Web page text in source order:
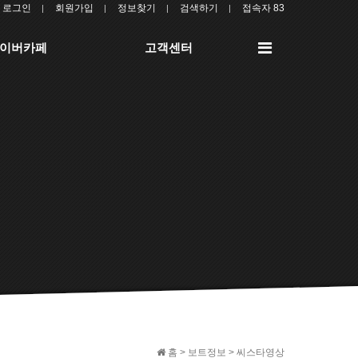
로그인 회원가입 정보찾기 검색하기 접속자 83
버카페 고객센터
전
홈 > 보트정보 > 씨스타영상